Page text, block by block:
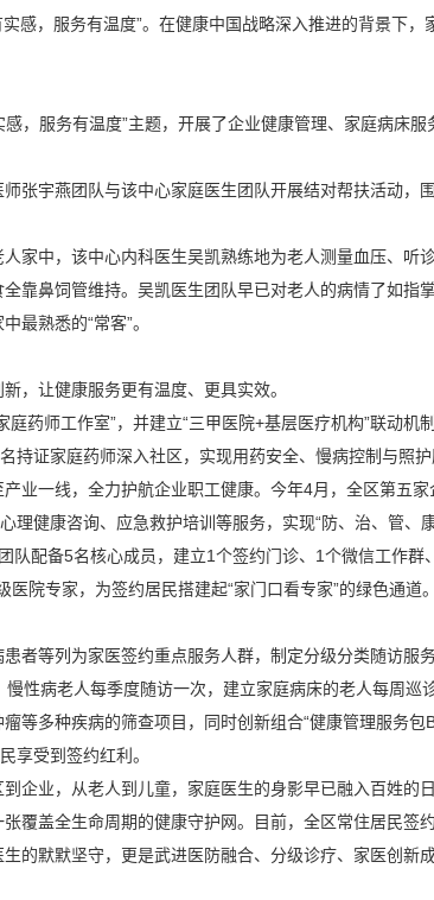
感，服务有温度”。在健康中国战略深入推进的背景下
，服务有温度”主题，开展了企业健康管理、家庭病床
张宇燕团队与该中心家庭医生团队开展结对帮扶活动，
家中，该中心内科医生吴凯熟练地为老人测量血压、听
靠鼻饲管维持。吴凯医生团队早已对老人的病情了如指
最熟悉的“常客”。
，让健康服务更有温度、更具实效。
药师工作室”，并建立“三甲医院+基层医疗机构”联动
持证家庭药师深入社区，实现用药安全、慢病控制与照
业一线，全力护航企业职工健康。今年4月，全区第五
理健康咨询、应急救护培训等服务，实现“防、治、管、
队配备5名核心成员，建立1个签约门诊、1个微信工作
院专家，为签约居民搭建起“家门口看专家”的绿色通道
者等列为家医签约重点服务人群，制定分级分类随访服
性病老人每季度随访一次，建立家庭病床的老人每周
等多种疾病的筛查项目，同时创新组合“健康管理服务
享受到签约红利。
企业，从老人到儿童，家庭医生的身影早已融入百姓的
覆盖全生命周期的健康守护网。目前，全区常住居民签
的默默坚守，更是武进医防融合、分级诊疗、家医创新